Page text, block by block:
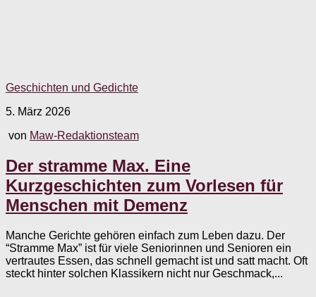
Geschichten und Gedichte
5. März 2026
von Maw-Redaktionsteam
Der stramme Max. Eine
Kurzgeschichten zum Vorlesen für
Menschen mit Demenz
Manche Gerichte gehören einfach zum Leben dazu. Der
“Stramme Max” ist für viele Seniorinnen und Senioren ein
vertrautes Essen, das schnell gemacht ist und satt macht. Oft
steckt hinter solchen Klassikern nicht nur Geschmack,...